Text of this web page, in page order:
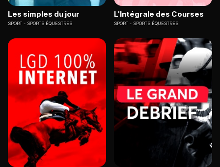
Les simples du jour
SPORT SPORTS ÉQUESTRES
L'Intégrale des Courses
SPORT SPORTS ÉQUESTRES